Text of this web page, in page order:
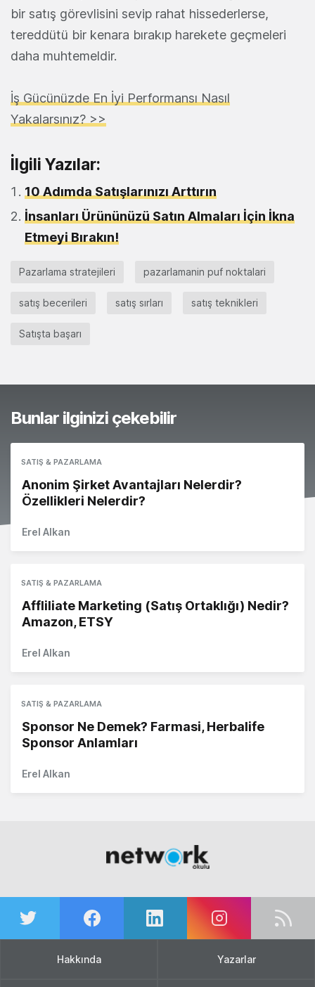
bir satış görevlisini sevip rahat hissederlerse,
tereddütü bir kenara bırakıp harekete geçmeleri
daha muhtemeldir.
İş Gücünüzde En İyi Performansı Nasıl
Yakalarsınız? >>
İlgili Yazılar:
10 Adımda Satışlarınızı Arttırın
İnsanları Ürününüzü Satın Almaları İçin İkna
Etmeyi Bırakın!
Pazarlama stratejileri pazarlamanin puf noktalari
satış becerileri satış sırları satış teknikleri
Satışta başarı
Bunlar ilginizi çekebilir
SATIŞ & PAZARLAMA
Anonim Şirket Avantajları Nelerdir?
Özellikleri Nelerdir?
Erel Alkan
SATIŞ & PAZARLAMA
Affliliate Marketing (Satış Ortaklığı) Nedir?
Amazon, ETSY
Erel Alkan
SATIŞ & PAZARLAMA
Sponsor Ne Demek? Farmasi, Herbalife
Sponsor Anlamları
Erel Alkan
Hakkında Yazarlar